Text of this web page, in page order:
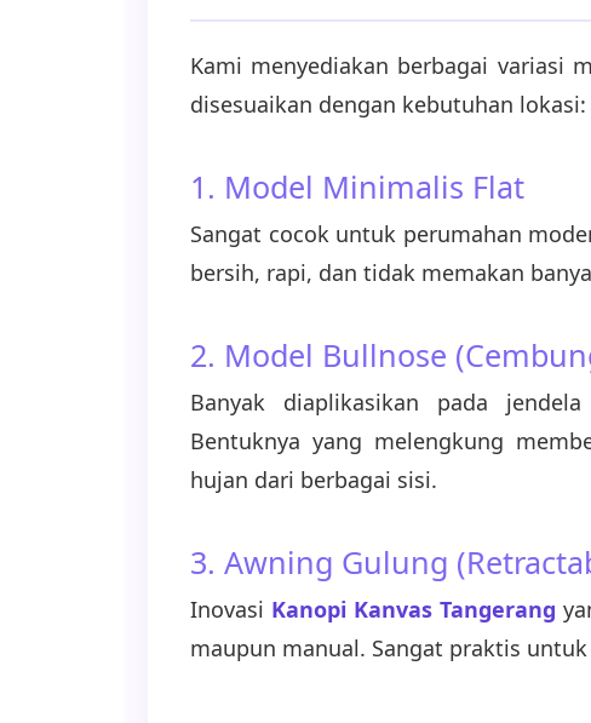
Kami menyediakan berbagai variasi
disesuaikan dengan kebutuhan lokasi:
1. Model Minimalis Flat
Sangat cocok untuk perumahan
bersih, rapi, dan tidak memakan
2. Model Bullnose
Banyak diaplikasikan pada
Bentuknya yang melengkung
hujan dari berbagai sisi.
3. Awning Gulung
Inovasi Kanopi Kanvas Tangerang
maupun manual. Sangat praktis